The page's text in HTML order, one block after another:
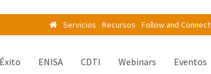
Servicios Recursos Follow and Connect
ENISA CDTI Webinars Eventos